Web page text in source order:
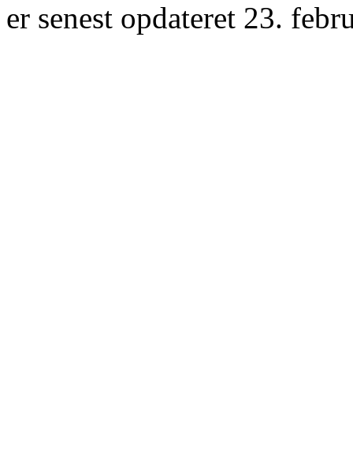
er senest opdateret 23.